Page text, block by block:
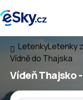
LetenkyLetenky
Vídně do Thajska
Vídeň Thajsko